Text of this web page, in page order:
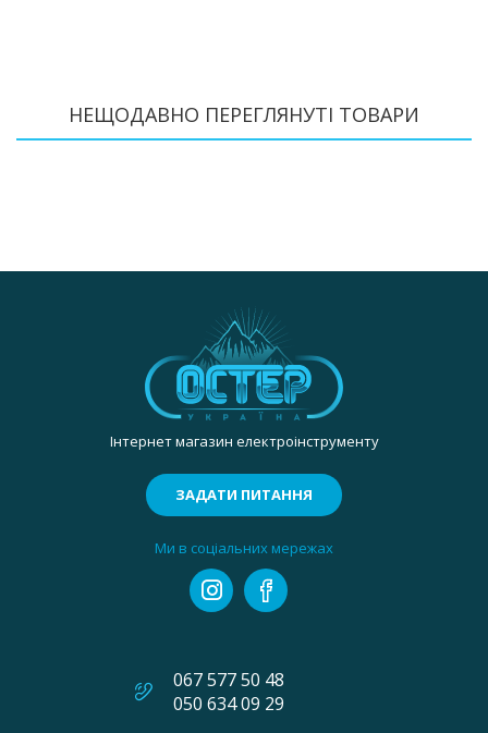
НЕЩОДАВНО ПЕРЕГЛЯНУТІ ТОВАРИ
Інтернет магазин електроінструменту
ЗАДАТИ ПИТАННЯ
Ми в соціальних мережах
067 577 50 48
050 634 09 29